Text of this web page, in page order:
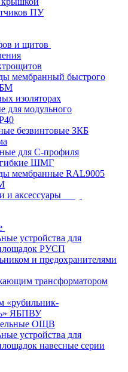
ПУ
и щитов
мембранный быстрого
изоляторах
для модульного
безвинтовые ЗКБ
для С-профиля
ШМГ
мембранные RAL9005
и аксессуары
устройства для
РУСП
и предохранителями
трансформатором
«рубильник-
ЯБПВУ
ОЩВ
устройства для
навесные серии